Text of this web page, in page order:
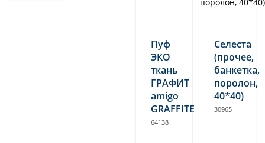
Пуф
ЭКО
ткань
ГРАФИТ
amigo
GRAFFITE
64138
Селеста
(прочее,
банкетка,
поролон,
40*40)
30965